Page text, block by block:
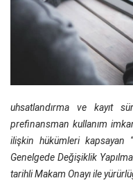
uhsatlandırma ve kayıt
prefinansman kullanım
ilişkin hükümleri kapsayan
Genelgede Değişiklik
tarihli Makam Onayı ile